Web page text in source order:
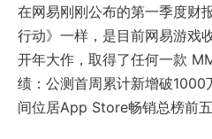
在网易刚刚公布的第一季度财
行动》一样，是目前网易游戏
开年大作，取得了任何一款
绩：公测首周累计新增破
间位居App Store畅销总榜前五